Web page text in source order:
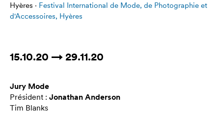
Hyères · Festival International de Mode, de Photographie et
d'Accessoires, Hyères
15.10.20 → 29.11.20
Jury Mode
Président : Jonathan Anderson
Tim Blanks